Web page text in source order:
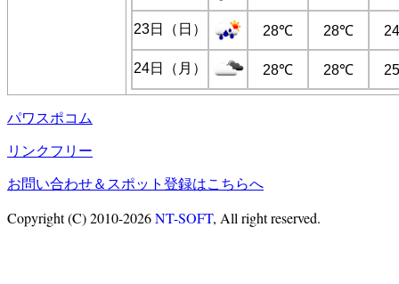
23日（日） 28℃ 28℃
24日（月） 28℃ 28℃
パワスポコム
リンクフリー
お問い合わせ＆スポット登録はこちらへ
Copyright (C) 2010-2026NT-SOFT, All right reserved.